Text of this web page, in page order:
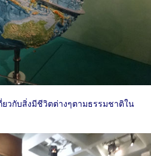
ยวกับสิ่งมีชีวิตต่างๆตามธรรมชาติใน